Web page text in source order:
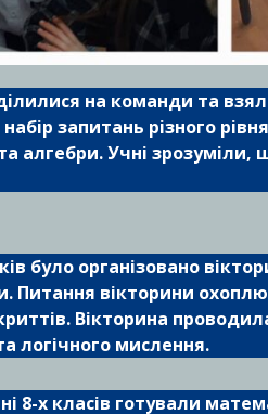
на команди та
запитань різного
алгебри. Учні
було організовано
Питання вікторини
Вікторина
логічного мислення.
8-х класів готували